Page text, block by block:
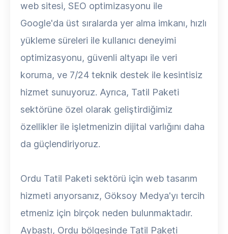
web sitesi, SEO optimizasyonu ile
Google'da üst sıralarda yer alma imkanı, hızlı
yükleme süreleri ile kullanıcı deneyimi
optimizasyonu, güvenli altyapı ile veri
koruma, ve 7/24 teknik destek ile kesintisiz
hizmet sunuyoruz. Ayrıca, Tatil Paketi
sektörüne özel olarak geliştirdiğimiz
özellikler ile işletmenizin dijital varlığını daha
da güçlendiriyoruz.
Ordu Tatil Paketi sektörü için web tasarım
hizmeti arıyorsanız, Göksoy Medya'yı tercih
etmeniz için birçok neden bulunmaktadır.
Aybastı, Ordu bölgesinde Tatil Paketi